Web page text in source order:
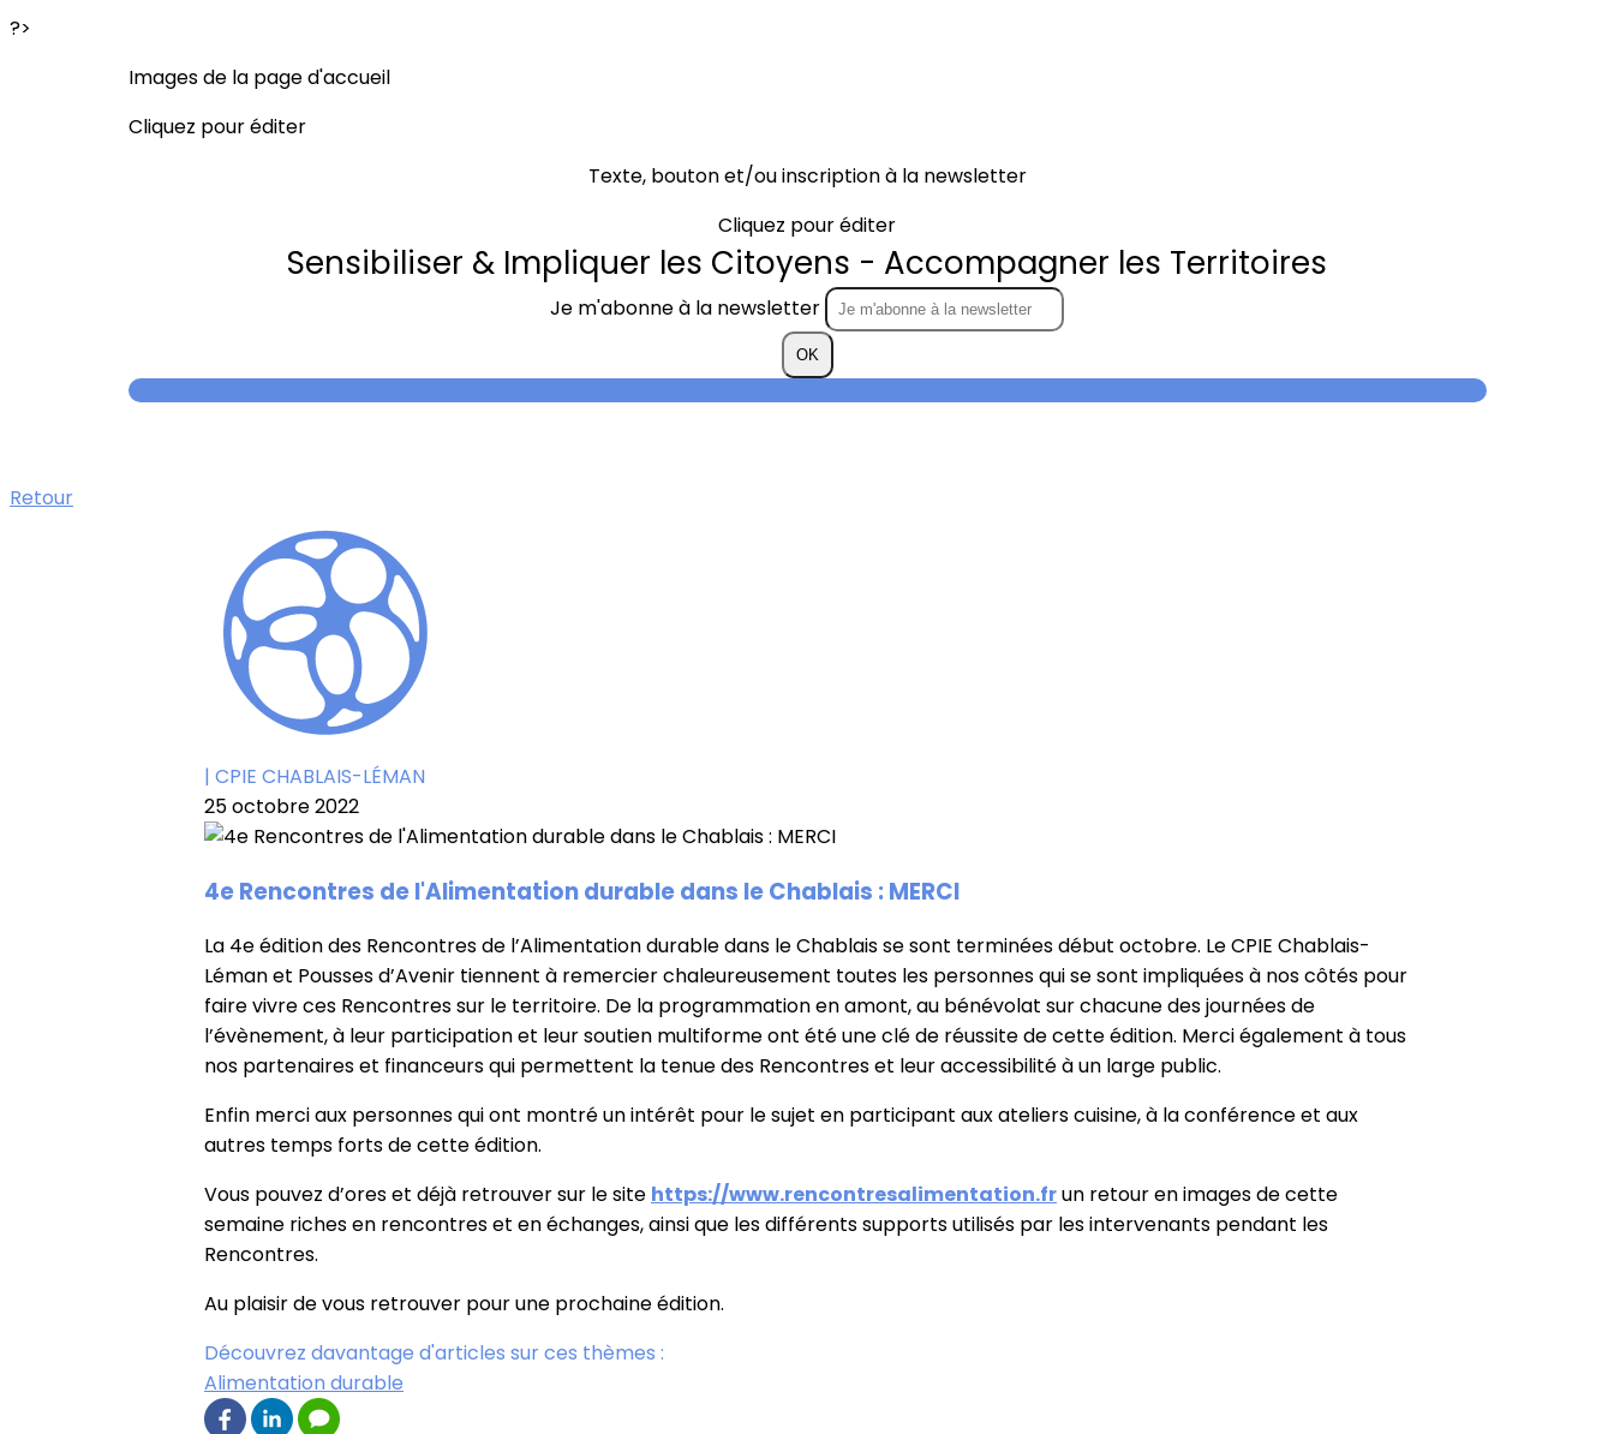
?>
Images de la page d'accueil
Cliquez pour éditer
Texte, bouton et/ou inscription à la newsletter
Cliquez pour éditer
Sensibiliser & Impliquer les Citoyens - Accompagner les Territoires
Je m'abonne à la newsletter
OK
Retour
| CPIE CHABLAIS-LÉMAN
25 octobre 2022
4e Rencontres de l'Alimentation durable dans le Chablais : MERCI
La 4e édition des Rencontres de l’Alimentation durable dans le Chablais se sont terminées début octobre. Le CPIE Chablais-
Léman et Pousses d’Avenir tiennent à remercier chaleureusement toutes les personnes qui se sont impliquées à nos côtés pour
faire vivre ces Rencontres sur le territoire. De la programmation en amont, au bénévolat sur chacune des journées de
l’évènement, à leur participation et leur soutien multiforme ont été une clé de réussite de cette édition. Merci également à tous
nos partenaires et financeurs qui permettent la tenue des Rencontres et leur accessibilité à un large public.
Enfin merci aux personnes qui ont montré un intérêt pour le sujet en participant aux ateliers cuisine, à la conférence et aux
autres temps forts de cette édition.
Vous pouvez d’ores et déjà retrouver sur le site https://www.rencontresalimentation.frun retour en images de cette
semaine riches en rencontres et en échanges, ainsi que les différents supports utilisés par les intervenants pendant les
Rencontres.
Au plaisir de vous retrouver pour une prochaine édition.
Découvrez davantage d'articles sur ces thèmes :
Alimentation durable